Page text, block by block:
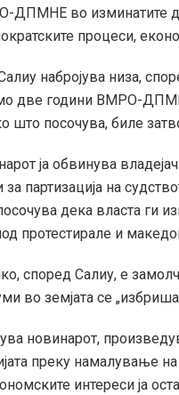
во изминатите
процеси,
набројува низа,
две години ВМРО-
што посочува, биле
ја обвинува
за партизација на
дека власта ги
протестирале и
според Салиу, е
во земјата се
новинарот,
преку намалување
интереси ја